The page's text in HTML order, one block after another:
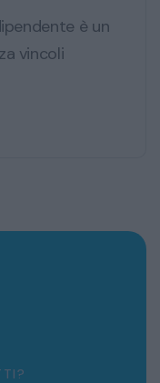
è un
vincoli